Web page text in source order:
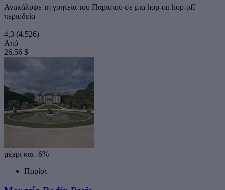
Ανακάλυψε τη γοητεία του Παρισιού σε μια hop-on hop-off
περιοδεία
4,3 (4.526)
Από
26,56 $
μέχρι και -6%
Παρίσι